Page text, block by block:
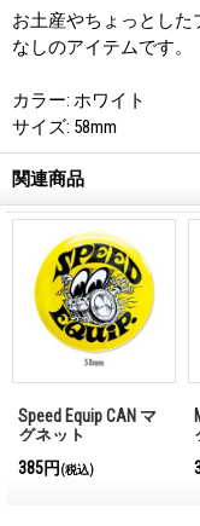
お土産やちょっとし
なしのアイテムです。
カラー: ホワイト
サイズ: 58mm
関連商品
Speed Equip CAN マ
グネット
385円 (税込)